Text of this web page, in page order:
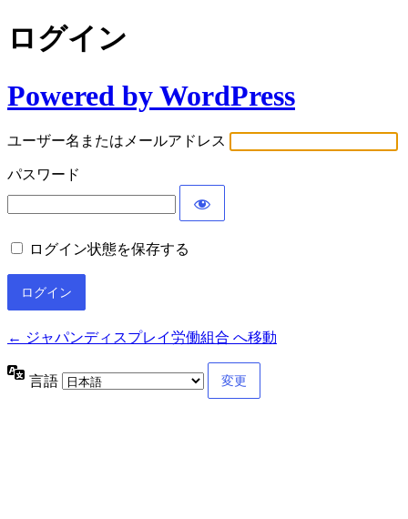
ログイン
Powered by WordPress
ユーザー名またはメールアドレス
パスワード
ログイン状態を保存する
← ジャパンディスプレイ労働組合 へ移動
言語